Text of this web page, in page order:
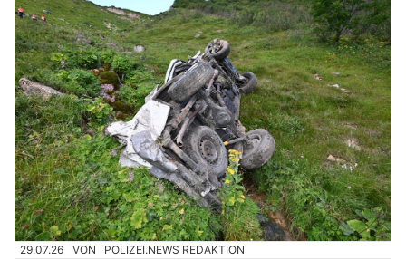
29.07.26 VON POLIZEI.NEWS REDAKTION